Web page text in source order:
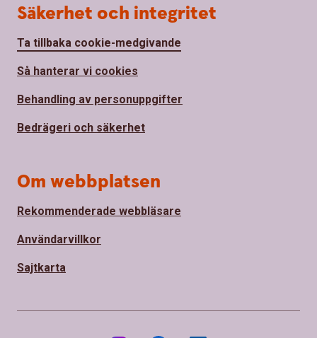
Säkerhet och integritet
Ta tillbaka cookie-medgivande
Så hanterar vi cookies
Behandling av personuppgifter
Bedrägeri och säkerhet
Om webbplatsen
Rekommenderade webbläsare
Användarvillkor
Sajtkarta